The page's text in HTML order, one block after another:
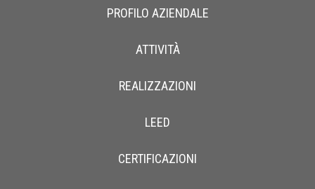
PROFILO AZIENDALE
ATTIVITÀ
REALIZZAZIONI
LEED
CERTIFICAZIONI